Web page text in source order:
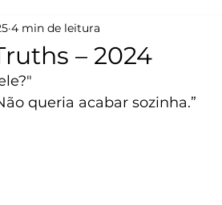
– 2024
4 min de leitura
queria acabar sozinha.”